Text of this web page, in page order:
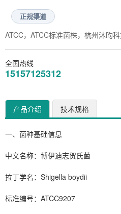
正规渠道
ATCC，ATCC标准菌株，杭州沐昀
全国热线
15157125312
产品介绍 技术规格
一、菌种基础信息
中文名称：博伊迪志贺氏菌
拉丁学名 ： Shigella boydii
标准编号：ATCC9207